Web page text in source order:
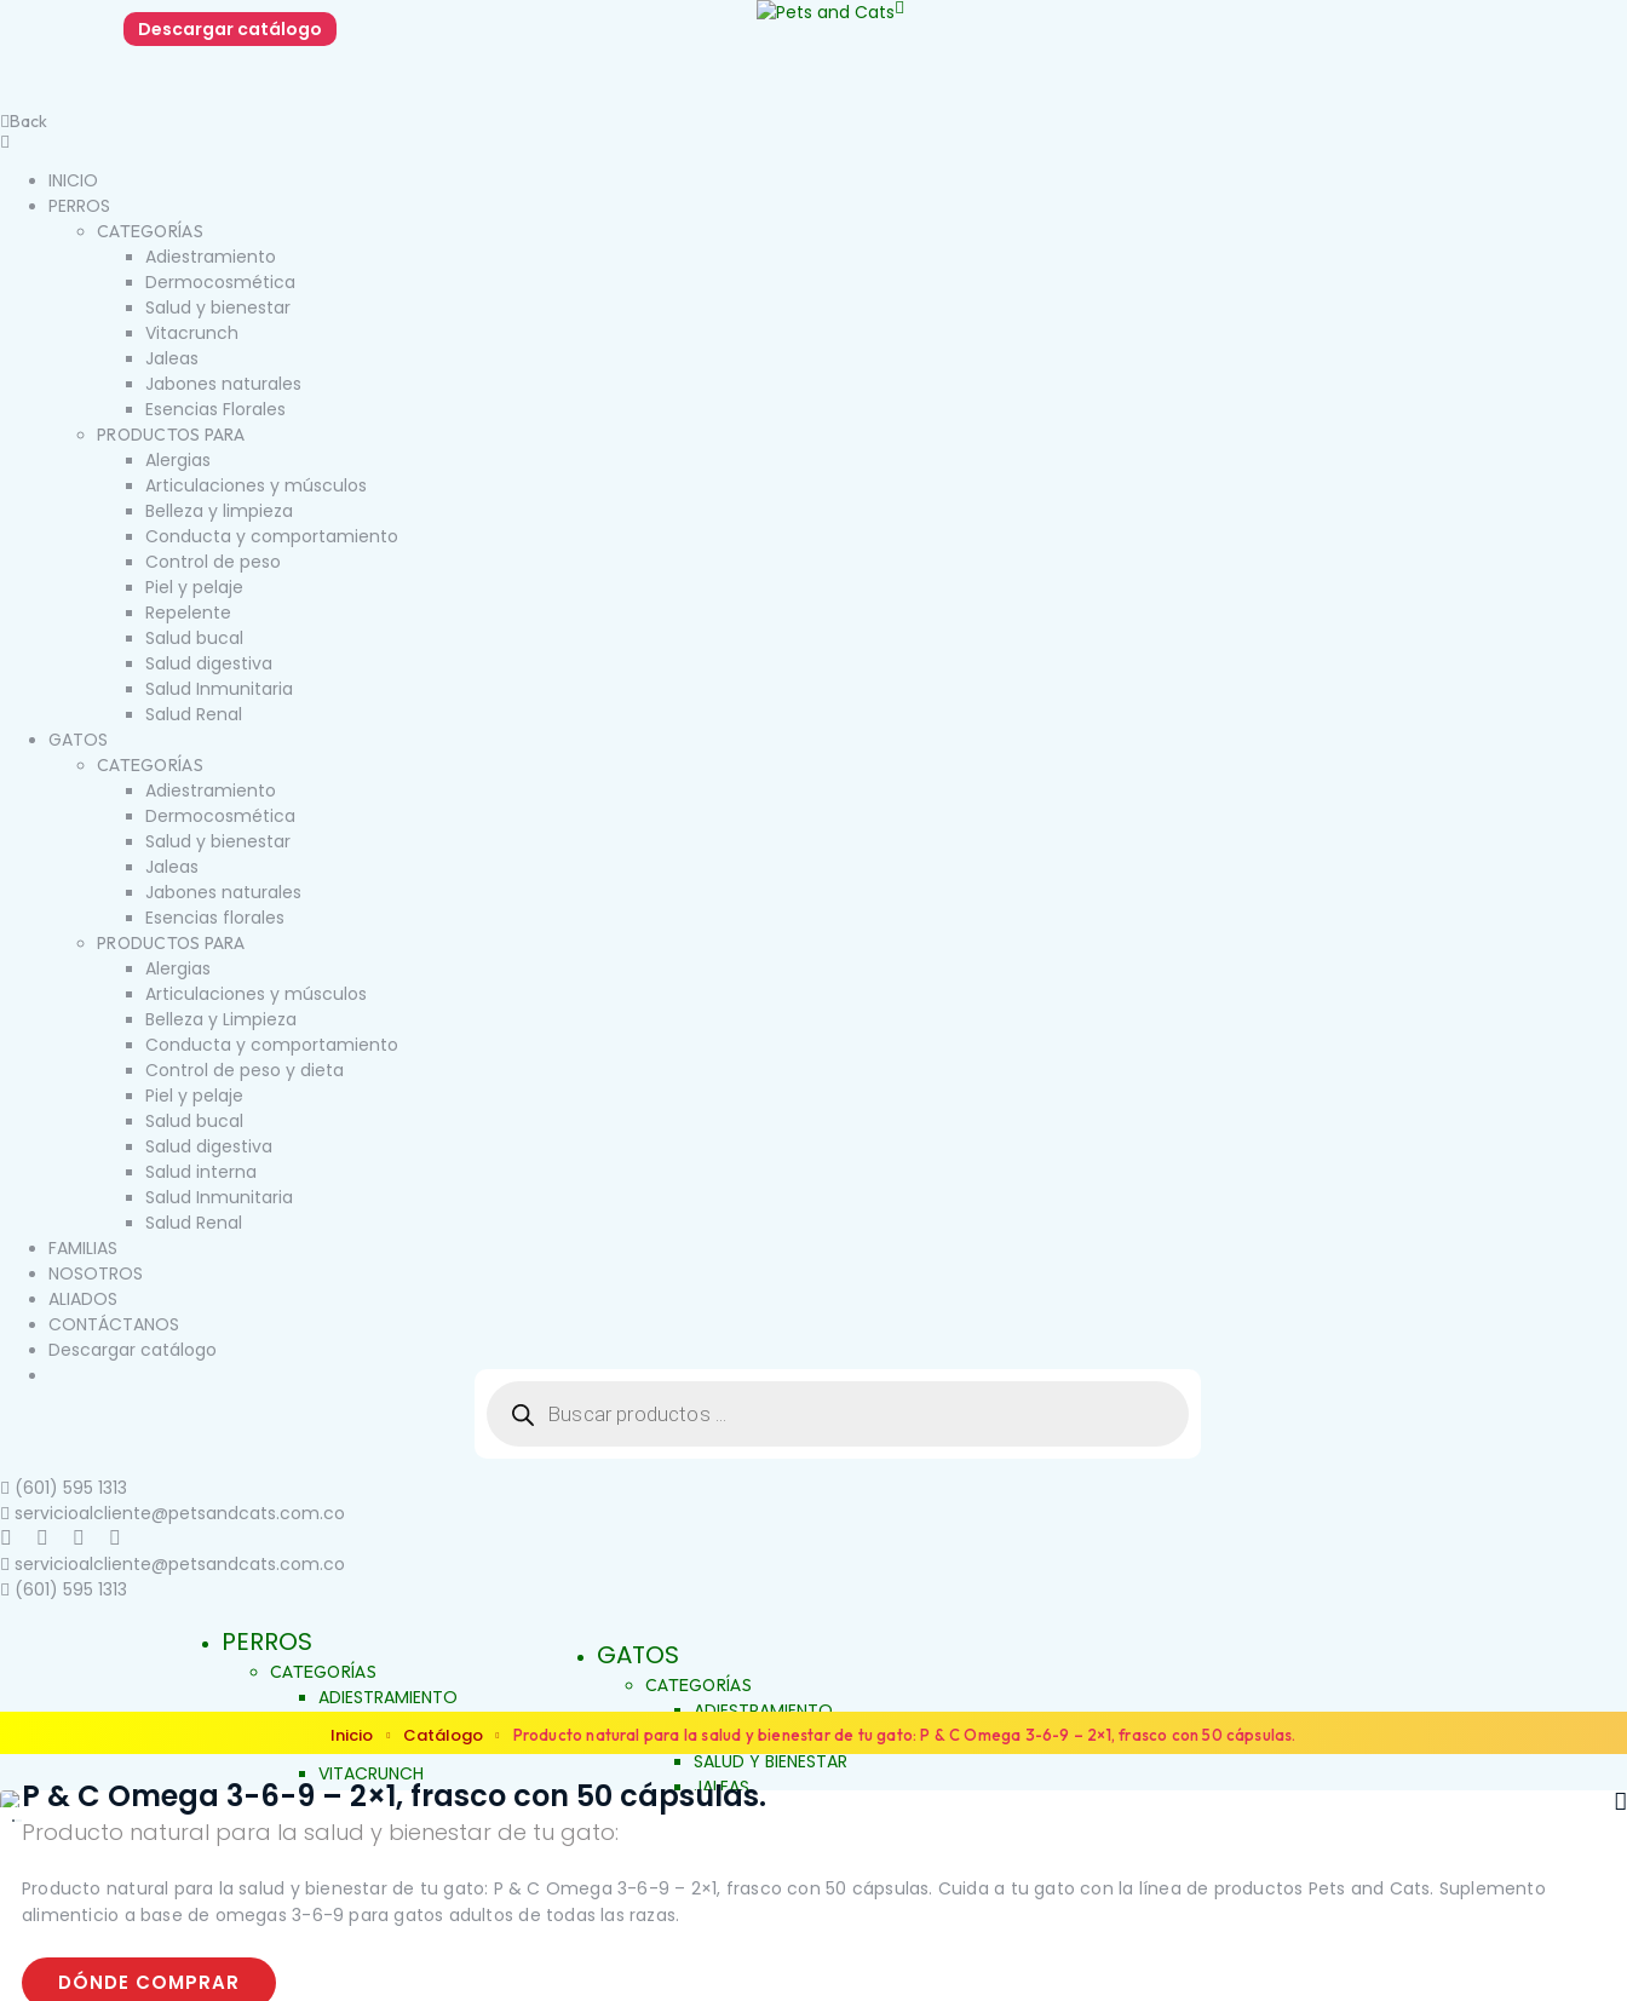
Descargar catálogo
Back
INICIO
PERROS
CATEGORÍAS
Adiestramiento
Dermocosmética
Salud y bienestar
Vitacrunch
Jaleas
Jabones naturales
Esencias Florales
PRODUCTOS PARA
Alergias
Articulaciones y músculos
Belleza y limpieza
Conducta y comportamiento
Control de peso
Piel y pelaje
Repelente
Salud bucal
Salud digestiva
Salud Inmunitaria
Salud Renal
GATOS
CATEGORÍAS
Adiestramiento
Dermocosmética
Salud y bienestar
Jaleas
Jabones naturales
Esencias florales
PRODUCTOS PARA
Alergias
Articulaciones y músculos
Belleza y Limpieza
Conducta y comportamiento
Control de peso y dieta
Piel y pelaje
Salud bucal
Salud digestiva
Salud interna
Salud Inmunitaria
Salud Renal
FAMILIAS
NOSOTROS
ALIADOS
CONTÁCTANOS
Descargar catálogo
(601) 595 1313
servicioalcliente@petsandcats.com.co
servicioalcliente@petsandcats.com.co
(601) 595 1313
INICIO
PERROS
CATEGORÍAS
ADIESTRAMIENTO
DERMOCOSMÉTICA
SALUD Y BIENESTAR
VITACRUNCH
JALEAS
JABONES NATURALES
ESENCIAS FLORALES
ALERGIAS
ARTICULACIONES Y MÚSCULOS
GATOS
CATEGORÍAS
ADIESTRAMIENTO
DERMOCOSMÉTICA
SALUD Y BIENESTAR
JALEAS
JABONES NATURALES
ALERGIAS
FAMILIAS ALIADOS CONTÁCTANOS
Inicio Catálogo Producto natural para la salud y bienestar de tu gato: P & C Omega 3-6-9 – 2×1, frasco con 50 cápsulas.
Producto natural para la salud y bienestar de tu gato:
P & C Omega 3-6-9 – 2×1, frasco con 50 cápsulas.
Producto natural para la salud y bienestar de tu gato: P & C Omega 3-6-9 – 2×1, frasco con 50 cápsulas. Cuida a tu gato con la línea de productos Pets and Cats. Suplemento
alimenticio a base de omegas 3-6-9 para gatos adultos de todas las razas.
DÓNDE COMPRAR